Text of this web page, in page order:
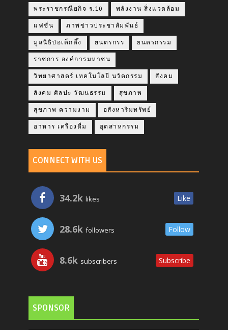
พระราชกรณียกิจ ร.10 พลังงาน สิ่งแวดล้อม
แฟชั่น ภาพข่าวประชาสัมพันธ์
มูลนิธิป่อเต็กตึ๊ง ยนตรกรร ยนตรกรรม
ราชการ องค์การมหาชน
วิทยาศาสตร์ เทคโนโลยี นวัตกรรม สังคม
สังคม ศิลปะ วัฒนธรรม สุขภาพ
สุขภาพ ความงาม อสังหาริมทรัพย์
อาหาร เครื่องดื่ม อุตสาหกรรม
CONNECT WITH US
34.2k likes Like
28.6k followers Follow
8.6k subscribers Subscribe
SPONSOR